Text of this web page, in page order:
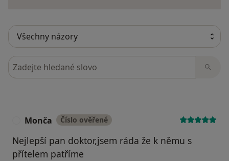
Hledejte v názorech
Monča Číslo ověřené
Nejlepší pan doktor,jsem ráda že k němu s
přítelem patříme